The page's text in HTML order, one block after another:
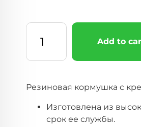
Add to
Резиновая кормушка с
Изготовлена из
срок ее службы.